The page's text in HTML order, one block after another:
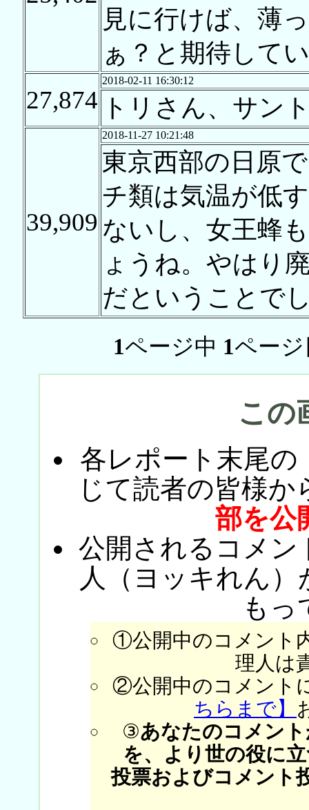
見に行けば、薄
ぁ？と期待して
27,874
2018-02-11 16:30:12
トリさん、サン
39,909
2018-11-27 10:21:48
東京西部の日原
チ類は気温が低
ないし、女王蜂
ょうね。やはり
だということで
1ページ中 1ペー
この
各レポート末尾の
じて読者の皆様か
部を公
公開されるコメン
人（ヨッキれん
もっ
①公開中のコメント
理人は
②公開中のコメント
ちらまで】
③あなたのコメン
を、より世の役に
投票およびコメント